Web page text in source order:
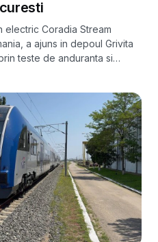
electric Coradia Stream
a ajuns in depoul Grivita
teste de anduranta si